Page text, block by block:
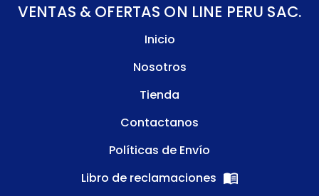
VENTAS & OFERTAS ON LINE PERU SAC.
Inicio
Nosotros
Tienda
Contactanos
Políticas de Envío
Libro de reclamaciones